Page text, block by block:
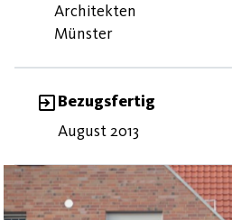
Architekten
Münster
Bezugsfertig
August 2013